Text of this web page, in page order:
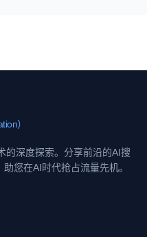
）
的深度探索。分享前沿的AI搜
您在AI时代抢占流量先机。